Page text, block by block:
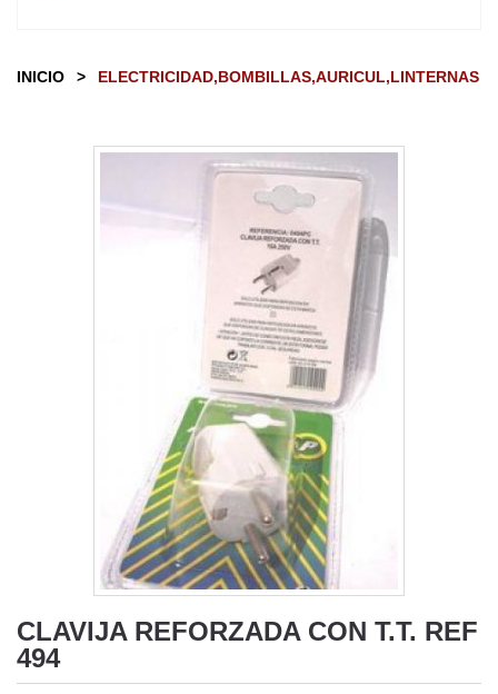
INICIO > ELECTRICIDAD,BOMBILLAS,AURICUL,LINTERNAS
CLAVIJA REFORZADA CON T.T. REF
494